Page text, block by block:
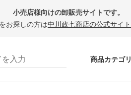
小売店様向けの卸販売サイトです。
お探しの方は中川政七商店の公式サイト
商品カテゴリ